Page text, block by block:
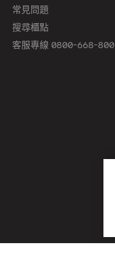
常見問題
搜尋櫃點
客服專線 0800-668-800